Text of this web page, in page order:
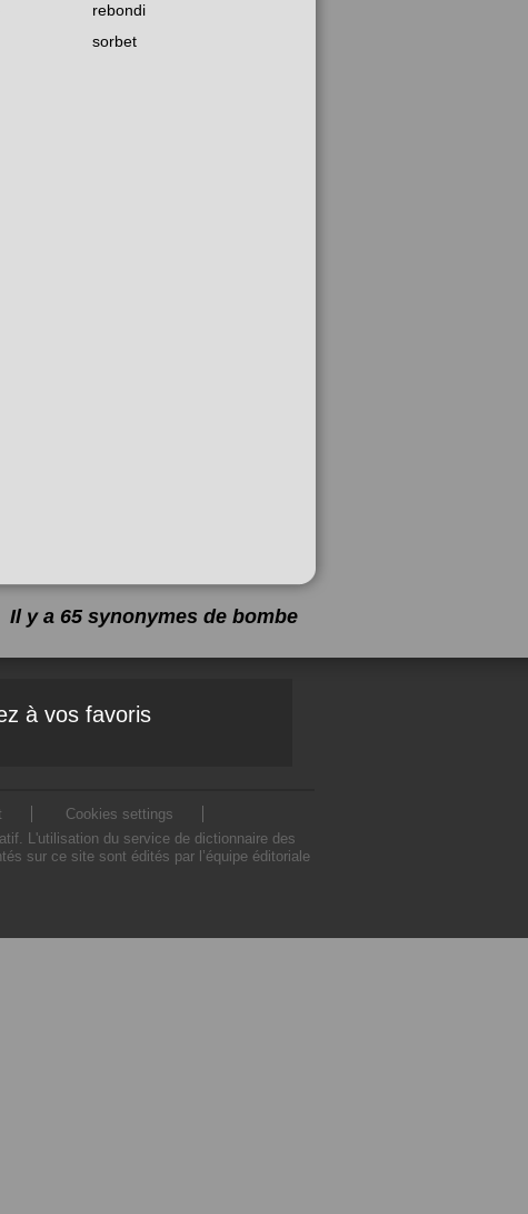
rebondi
sorbet
Il y a 65 synonymes de bombe
à vos favoris
Cookies settings
L'utilisation du service de dictionnaire des
sur ce site sont édités par l’équipe éditoriale